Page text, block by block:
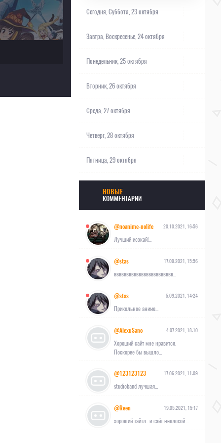
Сегодня, Суббота, 23 октября
Завтра, Воскресенье, 24 октября
Понедельник, 25 октября
Вторник, 26 октября
Среда, 27 октября
Четверг, 28 октября
Пятница, 29 октября
НОВЫЕ
КОММЕНТАРИИ
@noanime-nolife 20.10.2021, 16:56
Лучший исэкай!...
@stas 17.09.2021, 15:56
вввввввввввввввввввввввв...
@stas 5.09.2021, 14:24
Прикольное аниме...
@AlexuSano 4.07.2021, 18:10
Хороший сайт мне нравится.
Поскорее бы вышло...
@123123123 17.06.2021, 11:09
studioband лучшая...
@Reen 19.05.2021, 15:17
хороший тайтл.. и сайт неплохой....